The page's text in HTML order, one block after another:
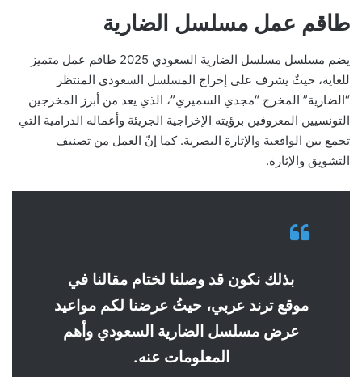
طاقم عمل مسلسل الضارية
يضم مسلسل مسلسل الضارية السعودي 2025 طاقم عمل متميز
للغاية، حيثٌ يشرف على إخراج المسلسل السعودي المنتظر
“الضارية” المخرج “مجدي السميري”، الذي يعد من أبرز المخرجين
التونسيين المعروفين برؤيته الإخراجية الجريئة وأعماله الدرامية التي
تجمع بين الواقعية والإثارة البصرية. كما إنّ العمل من تصنيف
التشويق والإثارة.
بذلك نكون قد وصلنا لختام مقالنا في
موقع ترند عربي، حيثُ عرضنا لكم مواعيد
عرض مسلسل الضارية السعودي وأهم
المعلومات عنه.